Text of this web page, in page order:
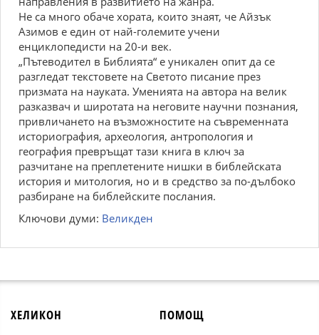
Не са много обаче хората, които знаят, че Айзък
Азимов е един от най-големите учени
енциклопедисти на 20-и век.
„Пътеводител в Библията“ е уникален опит да се
разгледат текстовете на Светото писание през
призмата на науката. Уменията на автора на велик
разказвач и широтата на неговите научни познания,
привличането на възможностите на съвременната
историография, археология, антропология и
география превръщат тази книга в ключ за
разчитане на преплетените нишки в библейската
история и митология, но и в средство за по-дълбоко
разбиране на библейските послания.
Ключови думи: Великден
ХЕЛИКОН ПОМОЩ